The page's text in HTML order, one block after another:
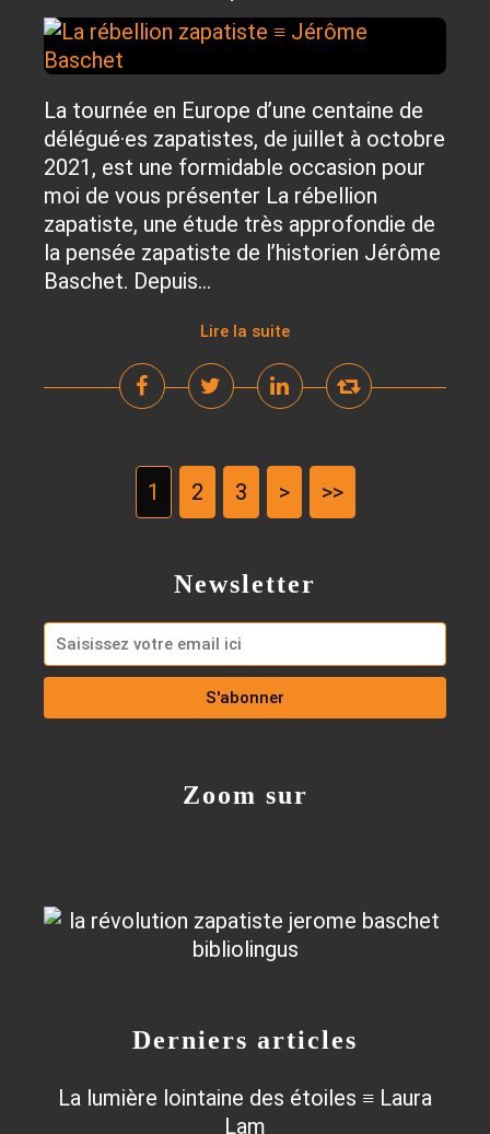
La tournée en Europe d’une centaine de
délégué·es zapatistes, de juillet à octobre
2021, est une formidable occasion pour
moi de vous présenter La rébellion
zapatiste, une étude très approfondie de
la pensée zapatiste de l’historien Jérôme
Baschet. Depuis...
Lire la suite
1 2 3 > >>
Newsletter
Derniers articles
La lumière lointaine des étoiles ≡ Laura
Lam
Zoom sur